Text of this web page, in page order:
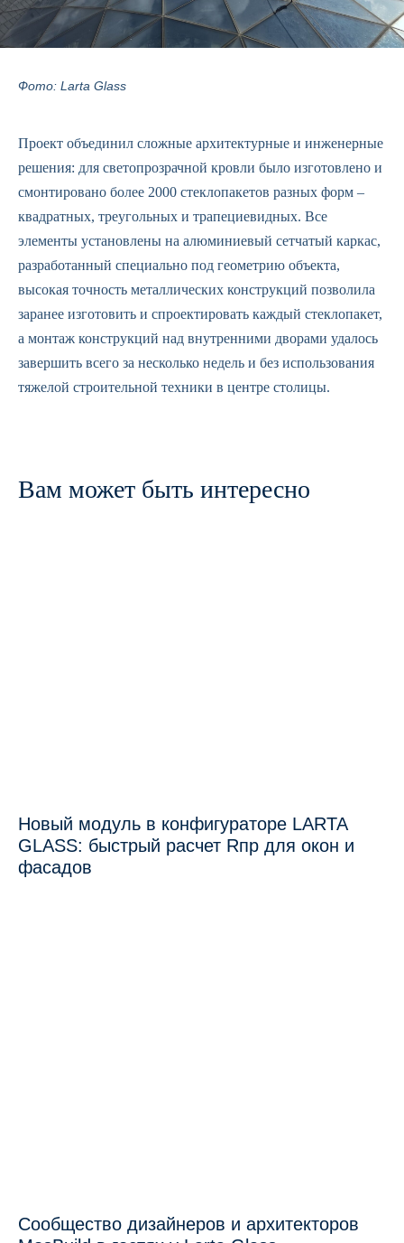
Фото: Larta Glass
Проект объединил сложные архитектурные и инженерные
решения: для светопрозрачной кровли было изготовлено и
смонтировано более 2000 стеклопакетов разных форм –
квадратных, треугольных и трапециевидных. Все
элементы установлены на алюминиевый сетчатый каркас,
разработанный специально под геометрию объекта,
высокая точность металлических конструкций позволила
заранее изготовить и спроектировать каждый стеклопакет,
а монтаж конструкций над внутренними дворами удалось
завершить всего за несколько недель и без использования
тяжелой строительной техники в центре столицы.
Вам может быть интересно
Новый модуль в конфигураторе LARTA
GLASS: быстрый расчет Rпр для окон и
фасадов
Сообщество дизайнеров и архитекторов